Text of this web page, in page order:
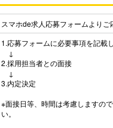
スマホde求人応募フォームよりご
1.応募フォームに必要事項を記載
↓
2.採用担当者との面接
↓
3.内定決定
※面接日等、時間は考慮しますの
い。